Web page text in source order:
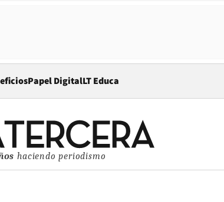
Papel DigitalOpens in new window
LT Educa
haciendo periodismo